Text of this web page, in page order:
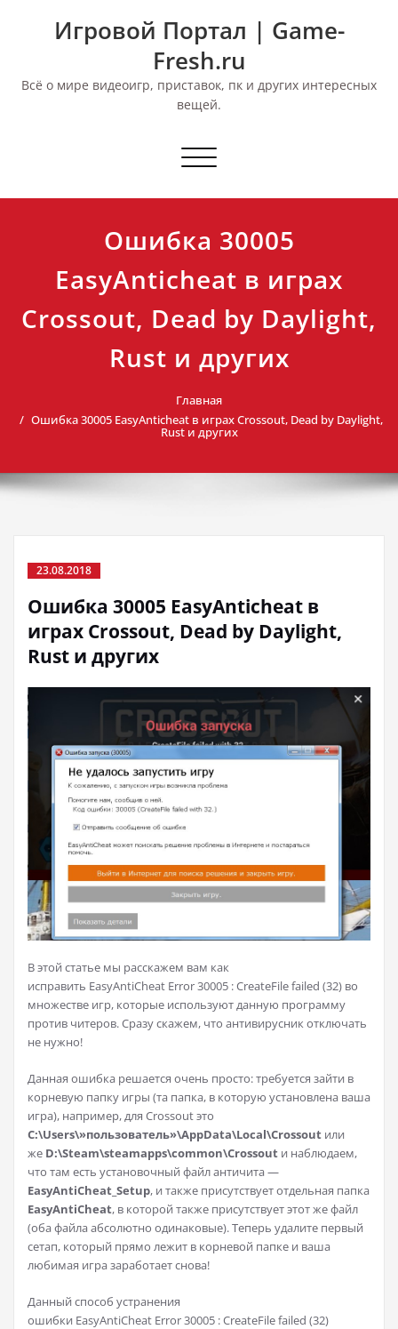
Игровой Портал | Game-
Fresh.ru
Всё о мире видеоигр, приставок, пк и других интересных
вещей.
Переключить
Ошибка 30005
EasyAnticheat в играх
Crossout, Dead by Daylight,
Rust и других
Главная
Ошибка 30005 EasyAnticheat в играх Crossout, Dead by Daylight,
Rust и других
23.08.2018
Ошибка 30005 EasyAnticheat в
играх Crossout, Dead by Daylight,
Rust и других
В этой статье мы расскажем вам как
исправить EasyAntiCheat Error 30005 : CreateFile failed (32) во
множестве игр, которые используют данную программу
против читеров. Сразу скажем, что антивирусник отключать
не нужно!
Данная ошибка решается очень просто: требуется зайти в
корневую папку игры (та папка, в которую установлена ваша
игра), например, для Crossout это
C:\Users\»пользователь»\AppData\Local\Crossout или
же D:\Steam\steamapps\common\Crossout и наблюдаем,
что там есть установочный файл античита —
EasyAntiCheat_Setup, и также присутствует отдельная папка
EasyAntiCheat, в которой также присутствует этот же файл
(оба файла абсолютно одинаковые). Теперь удалите первый
сетап, который прямо лежит в корневой папке и ваша
любимая игра заработает снова!
Данный способ устранения
ошибки EasyAntiCheat Error 30005 : CreateFile failed (32)